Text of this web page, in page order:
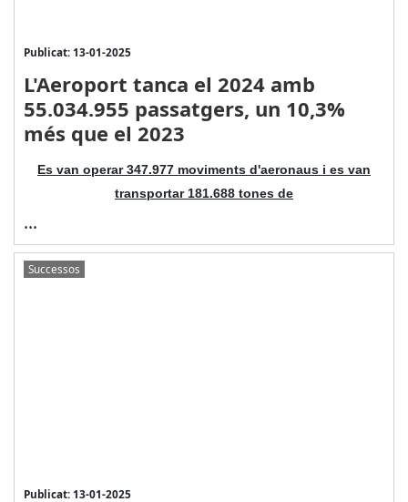
Publicat: 13-01-2025
L'Aeroport tanca el 2024 amb
55.034.955 passatgers, un 10,3%
més que el 2023
Es van operar 347.977 moviments d'aeronaus i es van
transportar 181.688 tones de
...
Successos
Publicat: 13-01-2025